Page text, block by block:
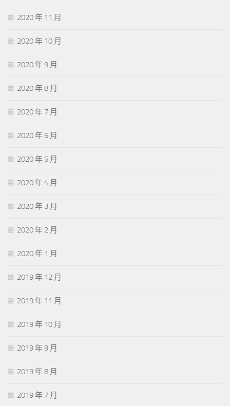
2020 年 11 月
2020 年 10 月
2020 年 9 月
2020 年 8 月
2020 年 7 月
2020 年 6 月
2020 年 5 月
2020 年 4 月
2020 年 3 月
2020 年 2 月
2020 年 1 月
2019 年 12 月
2019 年 11 月
2019 年 10 月
2019 年 9 月
2019 年 8 月
2019 年 7 月